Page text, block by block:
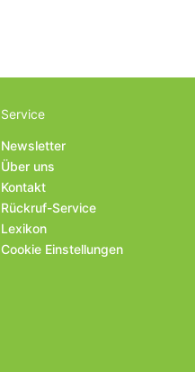
Service
Newsletter
Über uns
Kontakt
Rückruf-Service
Lexikon
Cookie Einstellungen